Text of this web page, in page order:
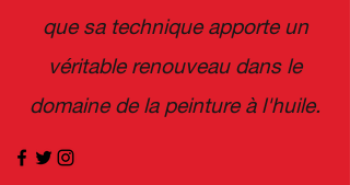
que sa technique apporte un
véritable renouveau dans le
domaine de la peinture à l'huile.